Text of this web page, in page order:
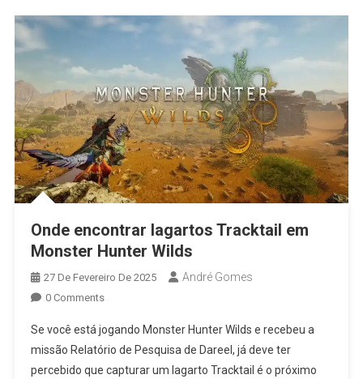
Onde encontrar lagartos Tracktail em
Monster Hunter Wilds
27 De Fevereiro De 2025 André Gomes
0 Comments
Se você está jogando Monster Hunter Wilds e recebeu a
missão Relatório de Pesquisa de Dareel, já deve ter
percebido que capturar um lagarto Tracktail é o próximo